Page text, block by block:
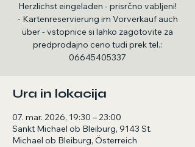
Herzlichst eingeladen - prisrčno vabljeni!
- Kartenreservierung im Vorverkauf auch
über - vstopnice si lahko zagotovite za
predprodajno ceno tudi prek tel.:
06645405337
Ura in lokacija
07. mar. 2026, 19:30 – 23:00
Sankt Michael ob Bleiburg, 9143 St.
Michael ob Bleiburg, Österreich